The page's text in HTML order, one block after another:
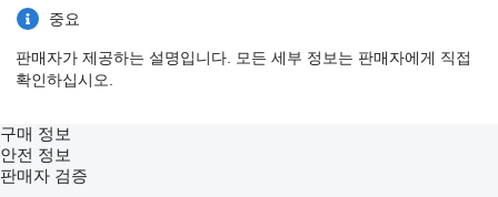
중요
판매자가 제공하는 설명입니다. 모든 세부 정보는 판매자에게 직접
확인하십시오.
구매 정보
안전 정보
판매자 검증